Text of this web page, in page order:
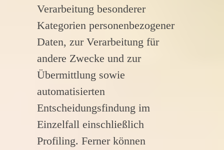
Verarbeitung besonderer
Kategorien personenbezogener
Daten, zur Verarbeitung für
andere Zwecke und zur
Übermittlung sowie
automatisierten
Entscheidungsfindung im
Einzelfall einschließlich
Profiling. Ferner können